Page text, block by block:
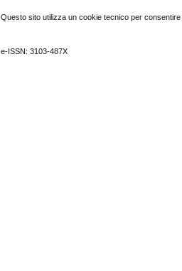
Questo sito utilizza un cookie tecnico per
e-ISSN: 3103-487X